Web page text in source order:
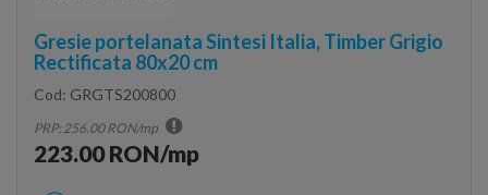
Gresie portelanata Sintesi Italia, Timber Grigio
Rectificata 80x20 cm
Cod: GRGTS200800
PRP: 256.00 RON/mp
223.00 RON/mp